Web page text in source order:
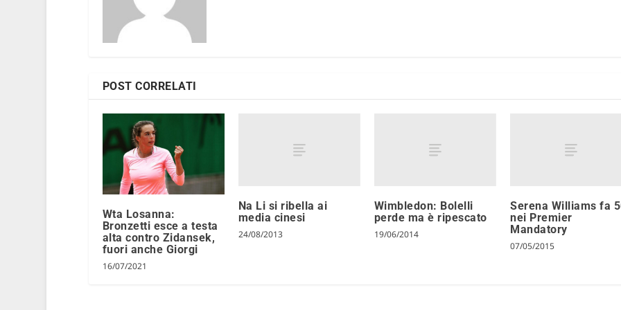
POST CORRELATI
Wta Losanna:
Bronzetti esce a testa
alta contro Zidansek,
fuori anche Giorgi
16/07/2021
Na Li si ribella ai
media cinesi
24/08/2013
Wimbledon: Bolelli
perde ma è ripescato
19/06/2014
Serena Williams fa
nei Premier
Mandatory
07/05/2015